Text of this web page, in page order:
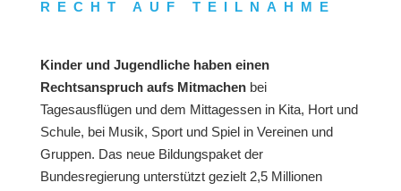
RECHT AUF TEILNAHME
Kinder und Jugendliche haben einen
Rechtsanspruch aufs Mitmachenbei
Tagesausflügen und dem Mittagessen in Kita, Hort und
Schule, bei Musik, Sport und Spiel in Vereinen und
Gruppen. Das neue Bildungspaket der
Bundesregierung unterstützt gezielt 2,5 Millionen